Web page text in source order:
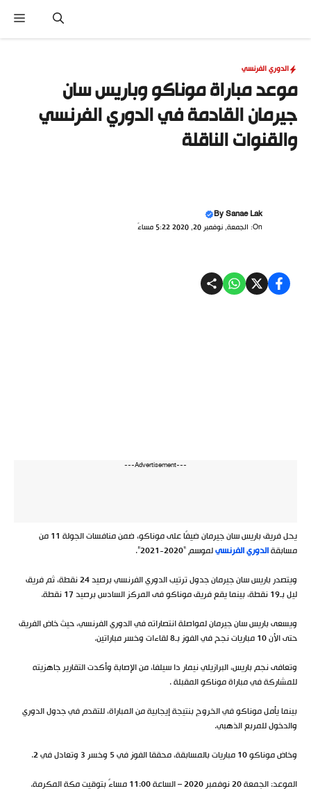
المحتوى
الدوري الفرنسي
موعد مباراة موناكو وباريس سان
جيرمان القادمة في الدوري الفرنسي
والقنوات الناقلة
BySanae Lak
On: الجمعة, نوفمبر 20, 2020 5:22 مساءً
---Advertisement---
يحل فريق باريس سان جيرمان ضيفًا على موناكو، ضمن منافسات الجولة 11 من
مسابقةالدوري الفرنسيلموسم “2020-2021”.
ويتصدر باريس سان جيرمان جدول ترتيب الدوري الفرنسي برصيد 24 نقطة، ثم فريق
ليل بـ19 نقطة، بينما يقع فريق موناكو فى المركز السادس برصيد 17 نقطة.
ويسعى باريس سان جيرمان لمواصلة انتصاراته في الدوري الفرنسي، حيث خاض الفريق
حتى الأن 10 مباريات نجح في الفوز بـ8 لقاءات وخسر مباراتين.
وتعافى نجم باريس، البرازيلي نيمار دا سيلفا، من الإصابة وأكدت التقارير جاهزيته
للمشاركة في مباراة موناكو المقبلة .
بينما يأمل موناكو في الخروج بنتيجة إيجابية من المباراة، للتقدم في جدول الدوري
والدخول للمربع الذهبي.
وخاض موناكو 10 مباريات بالمسابقة، محققا الفوز في 5 وخسر 3 وتعادل في 2.
الموعد: الجمعة 20 نوفمبر 2020 – الساعة 11:00 مساءً بتوقيت مكة المكرمة.